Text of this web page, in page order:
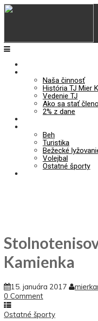
Naša činnosť
História TJ Mier
Vedenie TJ
Ako sa stať
2% z dane
Beh
Turistika
Bežecké
Volejbal
Ostatné športy
Kamienka
15. januára 2017
0 Comment
Ostatné športy